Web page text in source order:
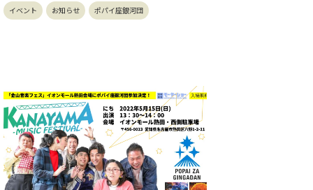
イベント お知らせ ポパイ座銀河団